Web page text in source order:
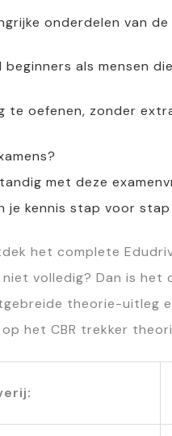
onderdelen van
als mensen
te oefenen, zonder
met deze
je kennis stap voor
het complete
volledig? Dan is het
theorie-uitleg
het CBR trekker